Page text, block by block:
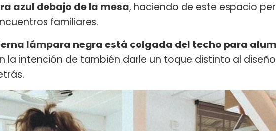
azul debajo de la mesa, haciendo de este espacio
familiares.
lámpara negra está colgada del techo para
la intención de también darle un toque distinto al